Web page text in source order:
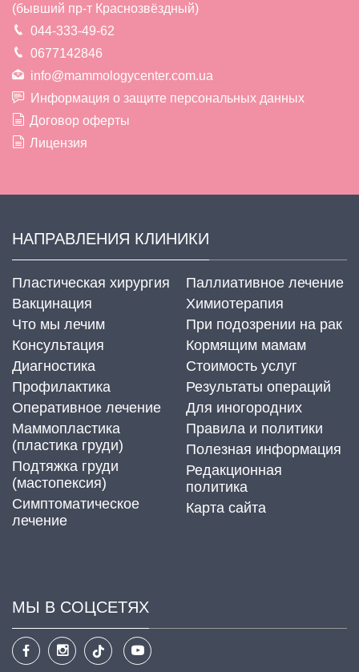
(бывший пр-т Краснозвёздный)
044-333-49-62
0677142846
info@mammologycenter.com.ua
Информация о защите персональных данных
Договор оферты
Лицензия
НАПРАВЛЕНИЯ КЛИНИКИ
Пластическая хирургия
Вакцинация
Что мы лечим
Консультация
Диагностика
Профилактика
Оперативное лечение
Маммопластика
(пластика груди)
Подтяжка груди
(мастопексия)
Cимптоматическое
лечение
Паллиативное лечение
Химиотерапия
При подозрении на рак
Кормящим мамам
Стоимость услуг
Результаты операций
Для иногородних
Правила и политики
Полезная информация
Редакционная
политика
Карта сайта
МЫ В СОЦСЕТЯХ